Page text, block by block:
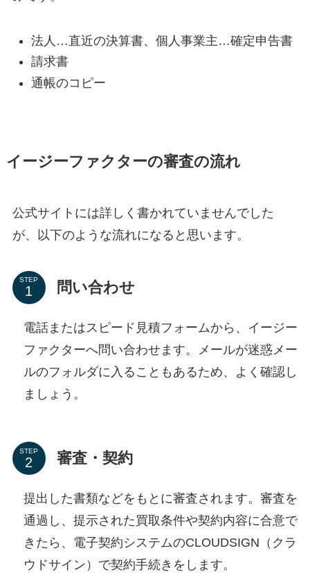
法人…直近の決算書、個人事業主…確定申告書
請求書
通帳のコピー
イージーファクターの審査の流れ
公式サイトには詳しく書かれていませんでした
が、以下のような流れになると思います。
STEP 問い合わせ
電話またはスピード見積フォームから、イージー
ファクターへ問い合わせます。メールが迷惑メー
ルのフォルダに入ることもあるため、よく確認し
ましょう。
STEP 審査・契約
提出した書類などをもとに審査されます。審査を
通過し、提示された買取条件や契約内容に合意で
きたら、電子契約システムのCLOUDSIGN（クラ
ウドサイン）で契約手続きをします。